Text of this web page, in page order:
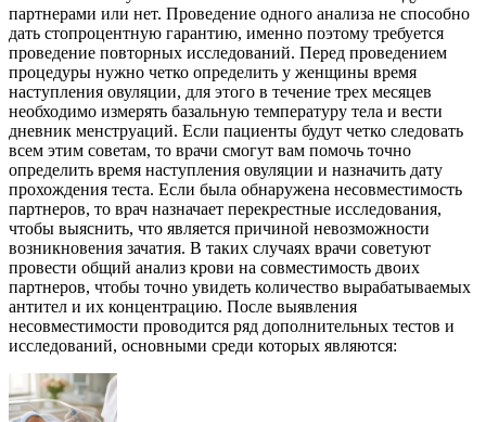
партнерами или нет. Проведение одного анализа не способно
дать стопроцентную гарантию, именно поэтому требуется
проведение повторных исследований. Перед проведением
процедуры нужно четко определить у женщины время
наступления овуляции, для этого в течение трех месяцев
необходимо измерять базальную температуру тела и вести
дневник менструаций. Если пациенты будут четко следовать
всем этим советам, то врачи смогут вам помочь точно
определить время наступления овуляции и назначить дату
прохождения теста. Если была обнаружена несовместимость
партнеров, то врач назначает перекрестные исследования,
чтобы выяснить, что является причиной невозможности
возникновения зачатия. В таких случаях врачи советуют
провести общий анализ крови на совместимость двоих
партнеров, чтобы точно увидеть количество вырабатываемых
антител и их концентрацию. После выявления
несовместимости проводится ряд дополнительных тестов и
исследований, основными среди которых являются: